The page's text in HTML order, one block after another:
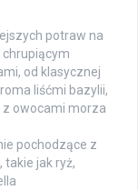
potraw na
chrupiącym
od klasycznej
liśćmi bazylii,
owocami morza
pochodzące z
takie jak ryż,